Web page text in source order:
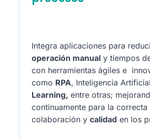
Integra aplicaciones para
operación manual y tiempos
con herramientas ágiles e
como RPA, Inteligencia
Learning, entre otras;
continuamente para la correcta
colaboración y calidad en los